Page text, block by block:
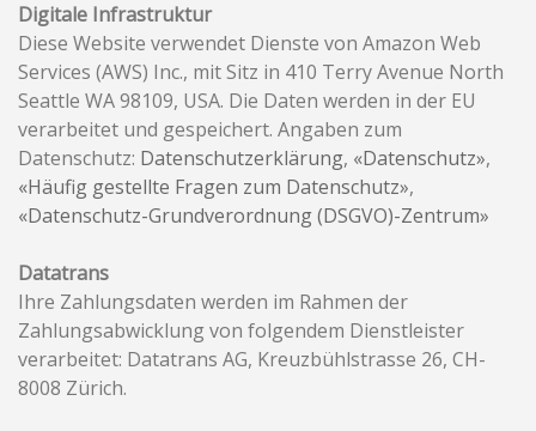
Digitale Infrastruktur
Diese Website verwendet Dienste von Amazon Web
Services (AWS) Inc., mit Sitz in 410 Terry Avenue North
Seattle WA 98109, USA. Die Daten werden in der EU
verarbeitet und gespeichert. Angaben zum
Datenschutz: Datenschutzerklärung, «Datenschutz»,
«Häufig gestellte Fragen zum Datenschutz»,
«Datenschutz-Grundverordnung (DSGVO)-Zentrum»
Datatrans
Ihre Zahlungsdaten werden im Rahmen der
Zahlungsabwicklung von folgendem Dienstleister
verarbeitet: Datatrans AG, Kreuzbühlstrasse 26, CH-
8008 Zürich.